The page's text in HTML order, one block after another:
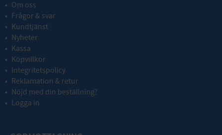
Om oss
Frågor & svar
Kundtjänst
Nyheter
Kassa
Köpvillkor
Integritetspolicy
Reklamation & retur
Nöjd med din beställning?
Logga in